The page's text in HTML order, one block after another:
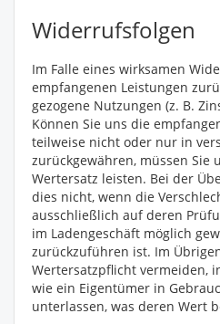
Widerrufsfolgen
Im Falle eines wirksamen
empfangenen Leistungen
gezogene Nutzungen (z. B.
Können Sie uns die
teilweise nicht oder nur in
zurückgewähren, müssen Sie
Wertersatz leisten. Bei der
dies nicht, wenn die
ausschließlich auf deren
im Ladengeschäft möglich
zurückzuführen ist. Im
Wertersatzpflicht vermeiden,
wie ein Eigentümer in
unterlassen, was deren Wert